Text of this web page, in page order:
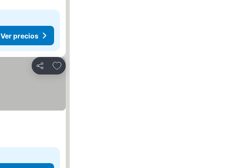
Ver precios
Compartir
Añadir a favoritos